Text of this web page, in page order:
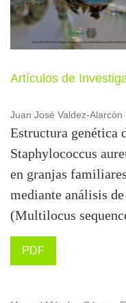
Artículos de
Juan José Valdez-Alarcón
Estructura genética
Staphylococcus
en granjas
mediante análisis
(Multilocus
PDF